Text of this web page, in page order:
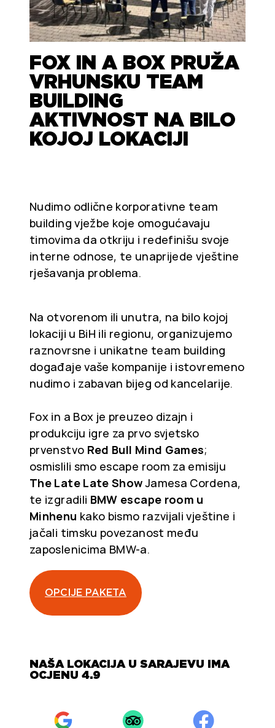
FOX IN A BOX PRUŽA
VRHUNSKU TEAM
BUILDING
AKTIVNOST NA BILO
KOJOJ LOKACIJI
Nudimo odlične korporativne team
building vježbe koje omogućavaju
timovima da otkriju i redefinišu svoje
interne odnose, te unaprijede vještine
rješavanja problema.
Na otvorenom ili unutra, na bilo kojoj
lokaciji u BiH ili regionu, organizujemo
raznovrsne i unikatne team building
događaje vaše kompanije i istovremeno
nudimo i zabavan bijeg od kancelarije.
Fox in a Box je preuzeo dizajn i
produkciju igre za prvo svjetsko
prvenstvo Red Bull Mind Games;
osmislili smo escape room za emisiju
The Late Late ShowJamesa Cordena,
te izgradili BMW escape room u
Minhenu kako bismo razvijali vještine i
jačali timsku povezanost među
zaposlenicima BMW-a.
OPCIJE PAKETA
NAŠA LOKACIJA U SARAJEVU IMA
OCJENU 4.9